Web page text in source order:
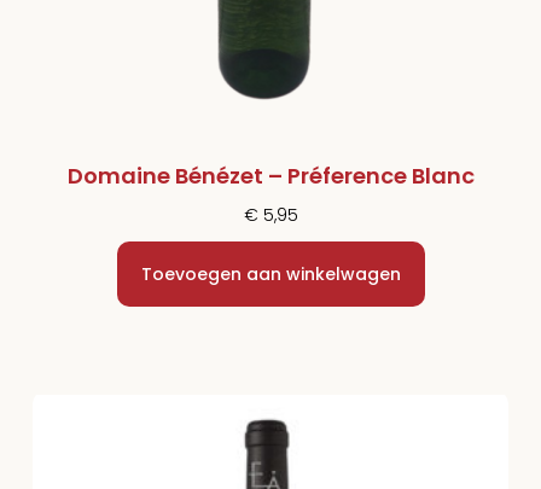
Domaine Bénézet – Préference Blanc
€ 5,95
Toevoegen aan winkelwagen